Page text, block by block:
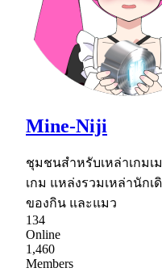
Mine-Niji
ชุมชนสำหรับเหล่าเกมเ
เกม แหล่งรวมเหล่านัก
ของกิน และแมว
134
Online
1,460
Members